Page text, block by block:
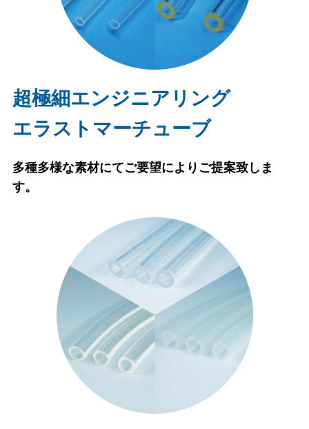
超極細エンジニアリング
エラストマーチューブ
多種多様な素材にてご要望によりご提案致しま
す。